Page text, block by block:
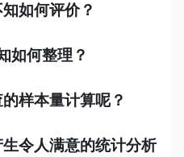
如何评价？
如何整理？
样本量计算呢？
令人满意的统计分析